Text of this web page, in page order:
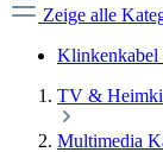
Zeige alle
Klinkenkabel
TV &
Multimedia